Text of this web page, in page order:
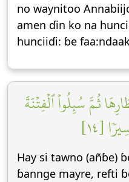
no waynitoo
amen ɗin ko na
hunciiɗi: ɓe
ثُمَّ سُئِلُواْ ٱلۡفِتۡنَةَ
[١٤]
Hay si tawno (añɓe)
ɓannge mayre, refti